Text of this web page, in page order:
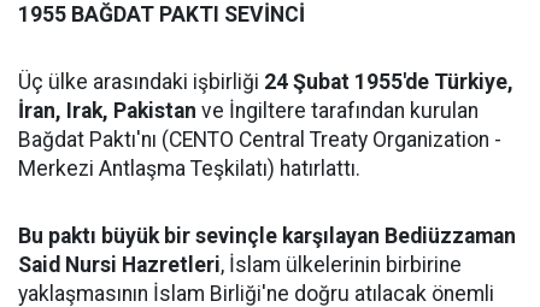
1955 BAĞDAT PAKTI SEVİNCİ
Üç ülke arasındaki işbirliği 24 Şubat 1955'de Türkiye,
İran, Irak, Pakistan ve İngiltere tarafından kurulan
Bağdat Paktı'nı (CENTO Central Treaty Organization -
Merkezi Antlaşma Teşkilatı) hatırlattı.
Bu paktı büyük bir sevinçle karşılayan Bediüzzaman
Said Nursi Hazretleri, İslam ülkelerinin birbirine
yaklaşmasının İslam Birliği'ne doğru atılacak önemli